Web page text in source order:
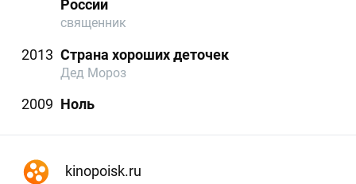
России
священник
2013 Страна хороших деточек
Дед Мороз
2009 Ноль
kinopoisk.ru